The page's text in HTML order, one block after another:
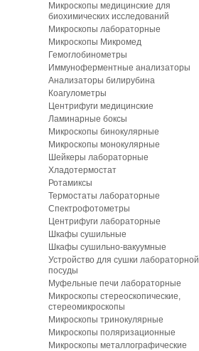
Микроскопы медицинские для
биохимических исследований
Микроскопы лабораторные
Микроскопы Микромед
Гемоглобинометры
Иммуноферментные анализаторы
Анализаторы билирубина
Коагулометры
Центрифуги медицинские
Ламинарные боксы
Микроскопы бинокулярные
Микроскопы монокулярные
Шейкеры лабораторные
Хладотермостат
Ротамиксы
Термостаты лабораторные
Спектрофотометры
Центрифуги лабораторные
Шкафы сушильные
Шкафы сушильно-вакуумные
Устройство для сушки лабораторной
посуды
Муфельные печи лабораторные
Микроскопы стереоскопические,
стереомикроскопы
Микроскопы тринокулярные
Микроскопы поляризационные
Микроскопы металлографические